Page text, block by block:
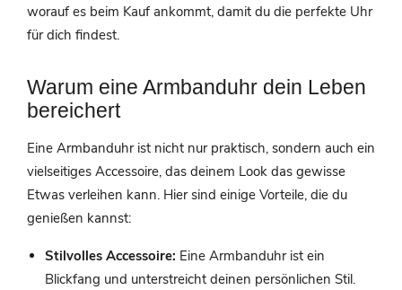
worauf es beim Kauf ankommt, damit du die perfekte Uhr
für dich findest.
Warum eine Armbanduhr dein Leben
bereichert
Eine Armbanduhr ist nicht nur praktisch, sondern auch ein
vielseitiges Accessoire, das deinem Look das gewisse
Etwas verleihen kann. Hier sind einige Vorteile, die du
genießen kannst:
Stilvolles Accessoire: Eine Armbanduhr ist ein
Blickfang und unterstreicht deinen persönlichen Stil.